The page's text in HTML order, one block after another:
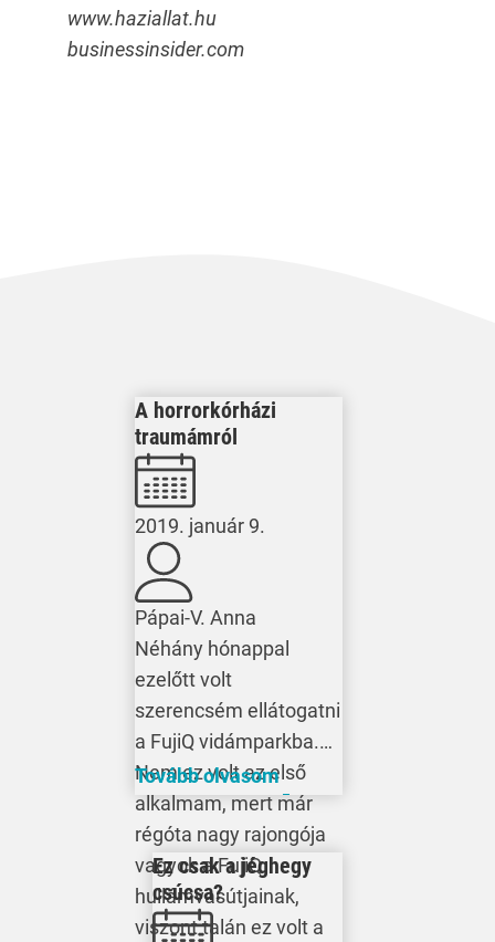
www.haziallat.hu
businessinsider.com
A horrorkórházi
traumámról
2019. január 9.
Pápai-V. Anna
Néhány hónappal
ezelőtt volt
szerencsém ellátogatni
a FujiQ vidámparkba.
Nem ez volt az első
alkalmam, mert már
régóta nagy rajongója
vagyok a FujiQ
hullámvasútjainak,
viszont talán ez volt a
Tovább olvasom
Ez csak a jéghegy
csúcsa?